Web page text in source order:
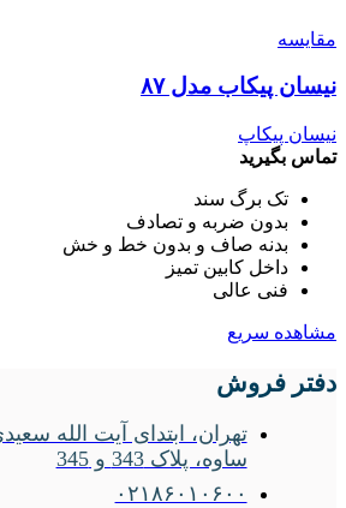
مقایسه
نیسان پیکاب مدل ۸۷
نیسان پیکاپ
تماس بگیرید
تک برگ سند
بدون ضربه و تصادف
بدنه صاف و بدون خط و خش
داخل کابین تمیز
فنی عالی
مشاهده سریع
دفتر فروش
تهران، ابتدای آیت الله
ساوه، پلاک 343 و 345
۰۲۱۸۶۰۱۰۶۰۰